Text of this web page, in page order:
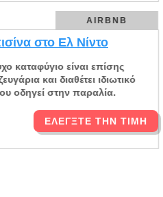
AIRBNB
στο Ελ Νίντο
καταφύγιο είναι επίσης
και διαθέτει ιδιωτικό
οδηγεί στην παραλία.
ΕΛΈΓΞΤΕ ΤΗΝ ΤΙΜΉ